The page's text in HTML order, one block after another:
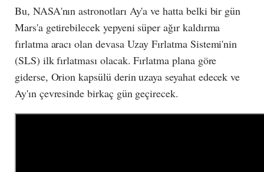
Bu, NASA'nın astronotları Ay'a ve hatta belki bir gün
Mars'a getirebilecek yepyeni süper ağır kaldırma
fırlatma aracı olan devasa Uzay Fırlatma Sistemi'nin
(SLS) ilk fırlatması olacak. Fırlatma plana göre
giderse, Orion kapsülü derin uzaya seyahat edecek ve
Ay'ın çevresinde birkaç gün geçirecek.